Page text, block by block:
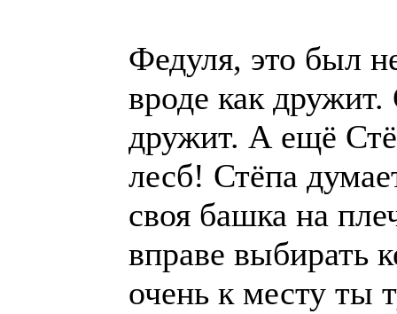
Федуля, это был
вроде как
дружит. А ещё
лесб! Стёпа
своя башка на
вправе выбирать
очень к месту ты